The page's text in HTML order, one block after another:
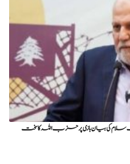
کی بیان بازی پر حزب اللہ کا سخت